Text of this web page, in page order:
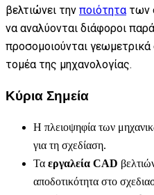
βελτιώνει την ποιότητατων
να αναλύονται διάφοροι
προσομοιούνται
τομέα της μηχανολογίας.
Κύρια Σημεία
Η πλειοψηφία των
για τη σχεδίαση.
Τα εργαλεία CAD
αποδοτικότητα στο